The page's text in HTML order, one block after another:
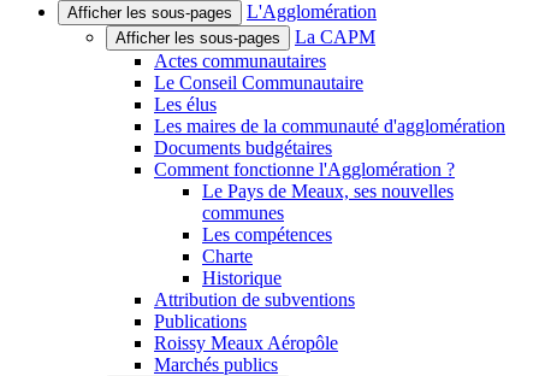
Afficher les sous-pages L'Agglomération
Afficher les sous-pages
La CAPM
Actes communautaires
Le Conseil Communautaire
Les élus
Les maires de la communauté d'agglomération
Documents budgétaires
Comment fonctionne l'Agglomération ?
Le Pays de Meaux, ses nouvelles
communes
Les compétences
Charte
Historique
Attribution de subventions
Publications
Roissy Meaux Aéropôle
Marchés publics